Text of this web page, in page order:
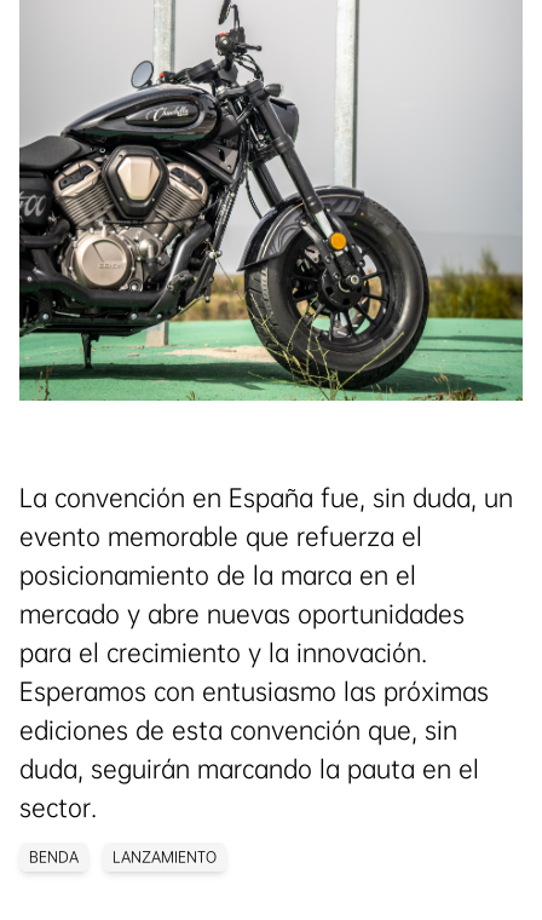
La convención en España fue, sin duda, un
evento memorable que refuerza el
posicionamiento de la marca en el
mercado y abre nuevas oportunidades
para el crecimiento y la innovación.
Esperamos con entusiasmo las próximas
ediciones de esta convención que, sin
duda, seguirán marcando la pauta en el
sector.
BENDA LANZAMIENTO